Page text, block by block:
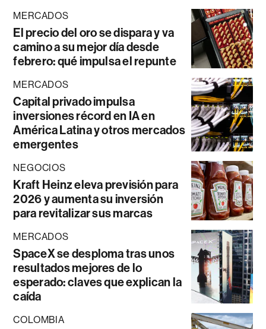
MERCADOS
El precio del oro se dispara y va
camino a su mejor día desde
febrero: qué impulsa el repunte
MERCADOS
Capital privado impulsa
inversiones récord en IA en
América Latina y otros mercados
emergentes
NEGOCIOS
Kraft Heinz eleva previsión para
2026 y aumenta su inversión
para revitalizar sus marcas
MERCADOS
SpaceX se desploma tras unos
resultados mejores de lo
esperado: claves que explican la
caída
COLOMBIA